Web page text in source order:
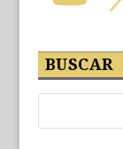
BUSCAR